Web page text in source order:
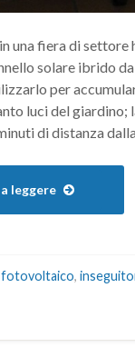
una fiera di
solare ibrido
per
luci del giardino;
di distanza
leggere
fotovoltaico,